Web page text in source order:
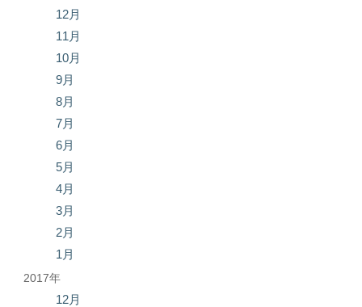
12月
11月
10月
9月
8月
7月
6月
5月
4月
3月
2月
1月
2017年
12月